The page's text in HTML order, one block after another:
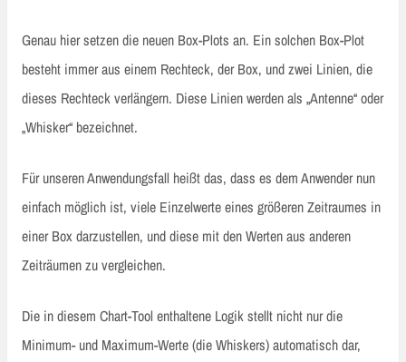
Genau hier setzen die neuen Box-Plots an. Ein solchen Box-Plot
besteht immer aus einem Rechteck, der Box, und zwei Linien, die
dieses Rechteck verlängern. Diese Linien werden als „Antenne“ oder
„Whisker“ bezeichnet.
Für unseren Anwendungsfall heißt das, dass es dem Anwender nun
einfach möglich ist, viele Einzelwerte eines größeren Zeitraumes in
einer Box darzustellen, und diese mit den Werten aus anderen
Zeiträumen zu vergleichen.
Die in diesem Chart-Tool enthaltene Logik stellt nicht nur die
Minimum- und Maximum-Werte (die Whiskers) automatisch dar,